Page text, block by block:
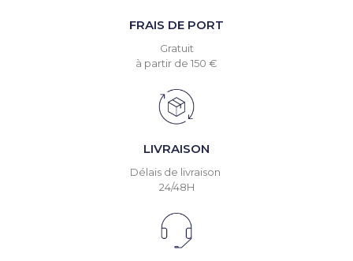
FRAIS DE PORT
Gratuit
à partir de 150 €
LIVRAISON
Délais de livraison
24/48H